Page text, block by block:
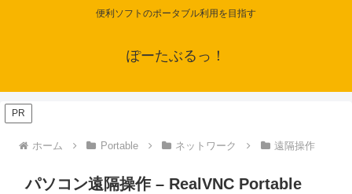
便利ソフトのポータブル利用を目指す
ぽーたぶるっ！
PR
ホーム Portable ネットワーク 遠隔操作
パソコン遠隔操作 – RealVNC Portable